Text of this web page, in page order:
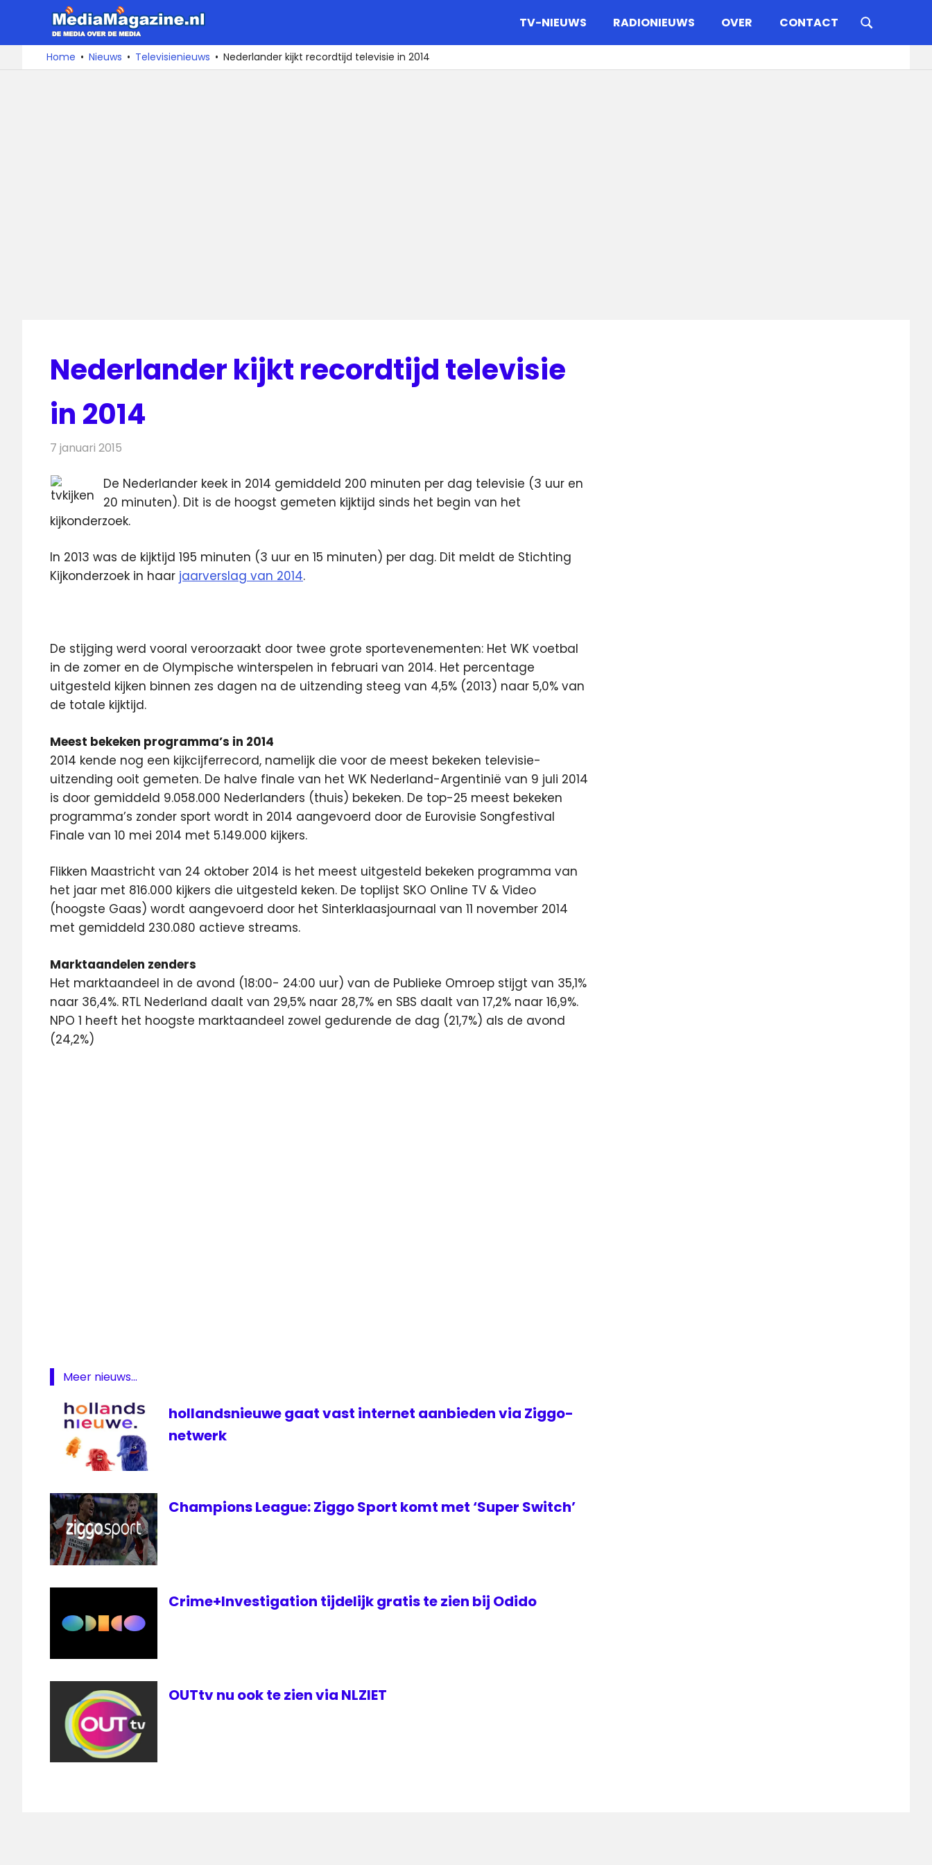
naar
De
media
over
TV-NIEUWS RADIONIEUWS OVER CONTACT
Home Nieuws Televisienieuws Nederlander kijkt recordtijd televisie in 2014
Nederlander kijkt recordtijd televisie
in 2014
7 januari 2015
De Nederlander keek in 2014 gemiddeld 200 minuten per dag televisie (3 uur en
20 minuten). Dit is de hoogst gemeten kijktijd sinds het begin van het
kijkonderzoek.
In 2013 was de kijktijd 195 minuten (3 uur en 15 minuten) per dag. Dit meldt de Stichting
Kijkonderzoek in haar jaarverslag van 2014.
De stijging werd vooral veroorzaakt door twee grote sportevenementen: Het WK voetbal
in de zomer en de Olympische winterspelen in februari van 2014. Het percentage
uitgesteld kijken binnen zes dagen na de uitzending steeg van 4,5% (2013) naar 5,0% van
de totale kijktijd.
Meest bekeken programma’s in 2014
2014 kende nog een kijkcijferrecord, namelijk die voor de meest bekeken televisie-
uitzending ooit gemeten. De halve finale van het WK Nederland-Argentinië van 9 juli 2014
is door gemiddeld 9.058.000 Nederlanders (thuis) bekeken. De top-25 meest bekeken
programma’s zonder sport wordt in 2014 aangevoerd door de Eurovisie Songfestival
Finale van 10 mei 2014 met 5.149.000 kijkers.
Flikken Maastricht van 24 oktober 2014 is het meest uitgesteld bekeken programma van
het jaar met 816.000 kijkers die uitgesteld keken. De toplijst SKO Online TV & Video
(hoogste Gaas) wordt aangevoerd door het Sinterklaasjournaal van 11 november 2014
met gemiddeld 230.080 actieve streams.
Marktaandelen zenders
Het marktaandeel in de avond (18:00- 24:00 uur) van de Publieke Omroep stijgt van 35,1%
naar 36,4%. RTL Nederland daalt van 29,5% naar 28,7% en SBS daalt van 17,2% naar 16,9%.
NPO 1 heeft het hoogste marktaandeel zowel gedurende de dag (21,7%) als de avond
(24,2%)
Meer nieuws...
hollandsnieuwe gaat vast internet aanbieden via Ziggo-
netwerk
Champions League: Ziggo Sport komt met ‘Super Switch’
Crime+Investigation tijdelijk gratis te zien bij Odido
OUTtv nu ook te zien via NLZIET